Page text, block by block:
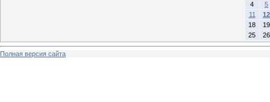
4
5
11
12
18
19
25
26
Полная версия сайта